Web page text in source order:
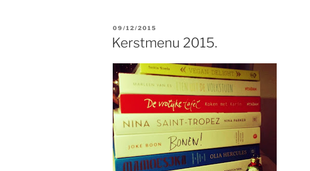
GEPLAATST
09/12/2015
Kerstmenu 2015.